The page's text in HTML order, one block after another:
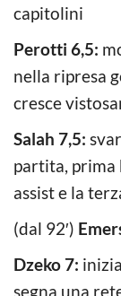
capitolini
Perotti 6,5:
nella ripresa
cresce
Salah 7,5:
partita, prima
assist e la
(dal 92′)
Dzeko 7:
segna una